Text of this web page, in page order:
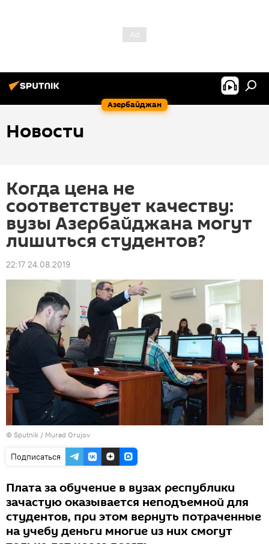
Азербайджан
Новости
Когда цена не
соответствует качеству:
вузы Азербайджана могут
лишиться студентов?
22:17 24.08.2019
© Sputnik / Murad Orujov
Подписаться
Плата за обучение в вузах республики
зачастую оказывается неподъемной для
студентов, при этом вернуть потраченные
на учебу деньги многие из них смогут